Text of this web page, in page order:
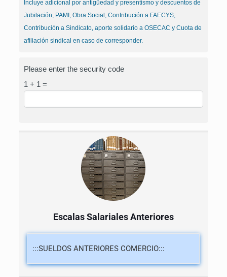
Incluye adicional por antigüedad y presentismo y descuentos de
Jubilación, PAMI, Obra Social, Contribución a FAECYS,
Contribución a Sindicato, aporte solidario a OSECAC y Cuota de
afiliación sindical en caso de corresponder.
Please enter the security code
1 + 1 =
Escalas Salariales Anteriores